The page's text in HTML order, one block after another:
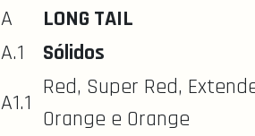
A
LONG TAIL
A.1
Sólidos
A1.1
Red, Super Red,
Orange e Orange